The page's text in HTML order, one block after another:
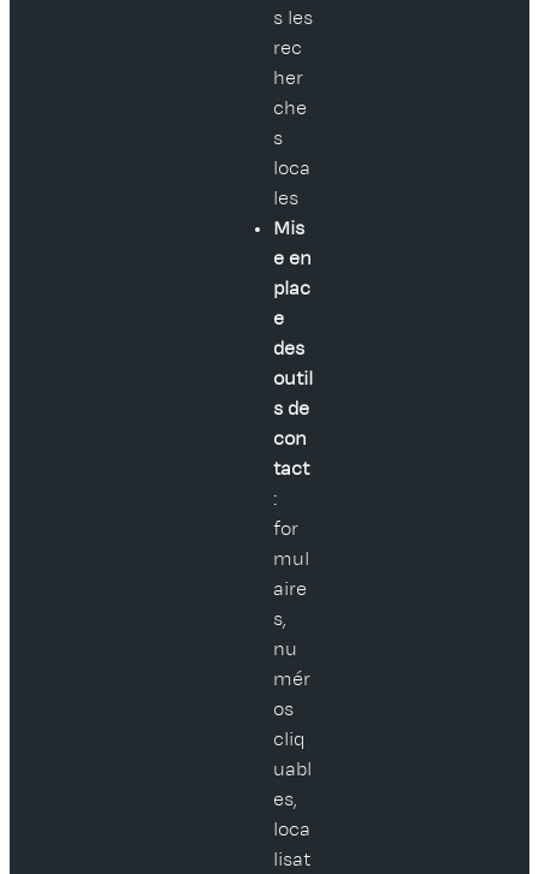
s les
rec
her
che
s
loca
les
Mis
e en
plac
e
des
outil
s de
con
tact
:
for
mul
aire
s,
nu
mér
os
cliq
uabl
es,
loca
lisat